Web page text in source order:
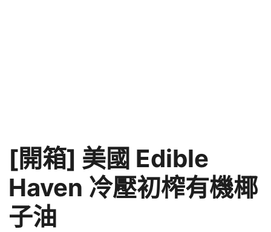
[開箱] 美國 Edible
Haven 冷壓初榨有機椰
子油